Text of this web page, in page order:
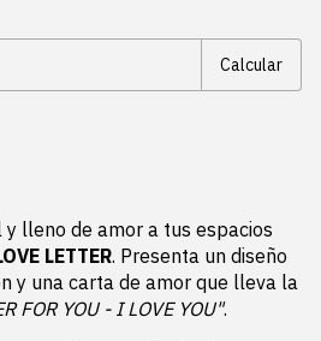
Calcular
lleno de amor a tus espacios
LETTER. Presenta un diseño
y una carta de amor que lleva la
FOR YOU - I LOVE YOU".